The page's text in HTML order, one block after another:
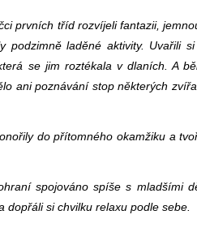
prvních tříd rozvíjeli fantazii,
podzimně laděné aktivity. Uvařili
se jim roztékala v dlaních. A
ani poznávání stop některých
do přítomného okamžiku a
spojováno spíše s mladšími
dopřáli si chvilku relaxu podle sebe.